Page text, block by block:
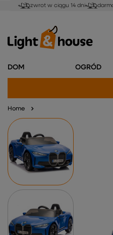
zwrot w ciągu 14 dni
DOM OGRÓD
Home